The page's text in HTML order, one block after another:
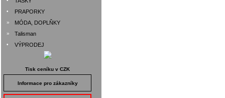
• PRAPORKY
» MÓDA, DOPLŇKY
» Talisman
• VÝPRODEJ
Tisk ceníku v CZK
Informace pro zákazníky